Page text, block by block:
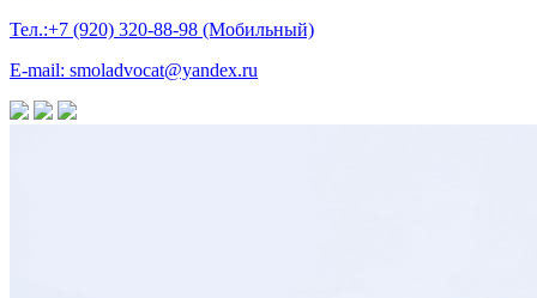
Тел.:+7 (920) 320-88-98 (Мобильный)
E-mail: smoladvocat@yandex.ru